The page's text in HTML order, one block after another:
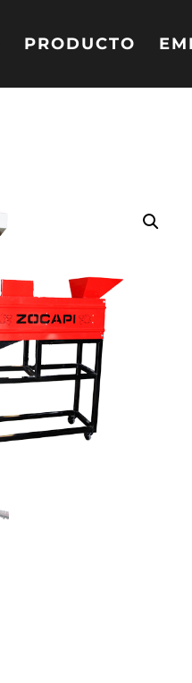
PRODUCTO